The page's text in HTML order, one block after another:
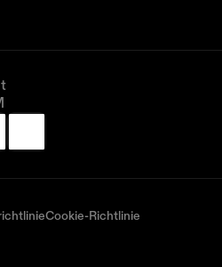
Cookie-Richtlinie